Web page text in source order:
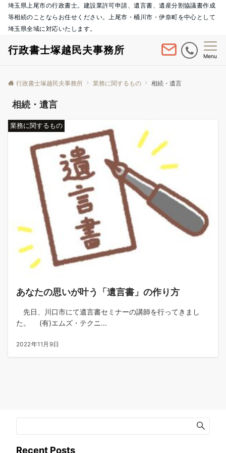
埼玉県上尾市の行政書士。建設業許可申請、遺言書、遺産分割協議書作成
等相続のことならお任せください。上尾市・桶川市・伊奈町を中心として
埼玉県全域に対応いたします。
行政書士塚越民夫事務所 Menu
行政書士塚越民夫事務所 業務に関するもの 相続・遺言
相続・遺言
業務に関するもの
あなたの思いが叶う「遺言書」の作り方
先日、川口市にて遺言書セミナーの講師を行ってきまし
た。 (有)エムズ・テクニ...
2022年11月9日
Recent Posts